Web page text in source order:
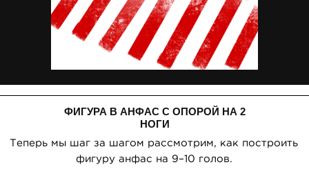
ФИГУРА В АНФАС С ОПОРОЙ НА 2
НОГИ